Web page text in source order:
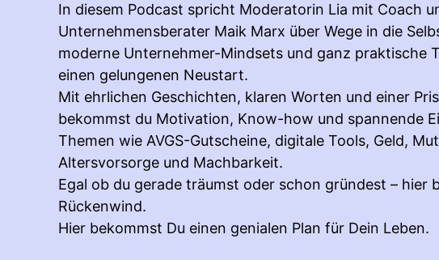
In diesem Podcast spricht Moderatorin Lia mit Coach
Unternehmensberater Maik Marx über Wege in die
moderne Unternehmer-Mindsets und ganz praktische
einen gelungenen Neustart.
Mit ehrlichen Geschichten, klaren Worten und einer
bekommst du Motivation, Know-how und spannende
Themen wie AVGS-Gutscheine, digitale Tools, Geld,
Altersvorsorge und Machbarkeit.
Egal ob du gerade träumst oder schon gründest – hier
Rückenwind.
Hier bekommst Du einen genialen Plan für Dein Leben.